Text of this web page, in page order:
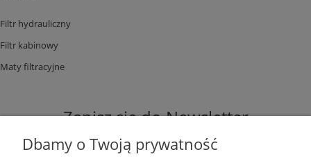
Filtr hydrauliczny
Filtr kabinowy
Maty filtracyjne
Zapisz się do Newsletter
Dbamy o Twoją prywatność